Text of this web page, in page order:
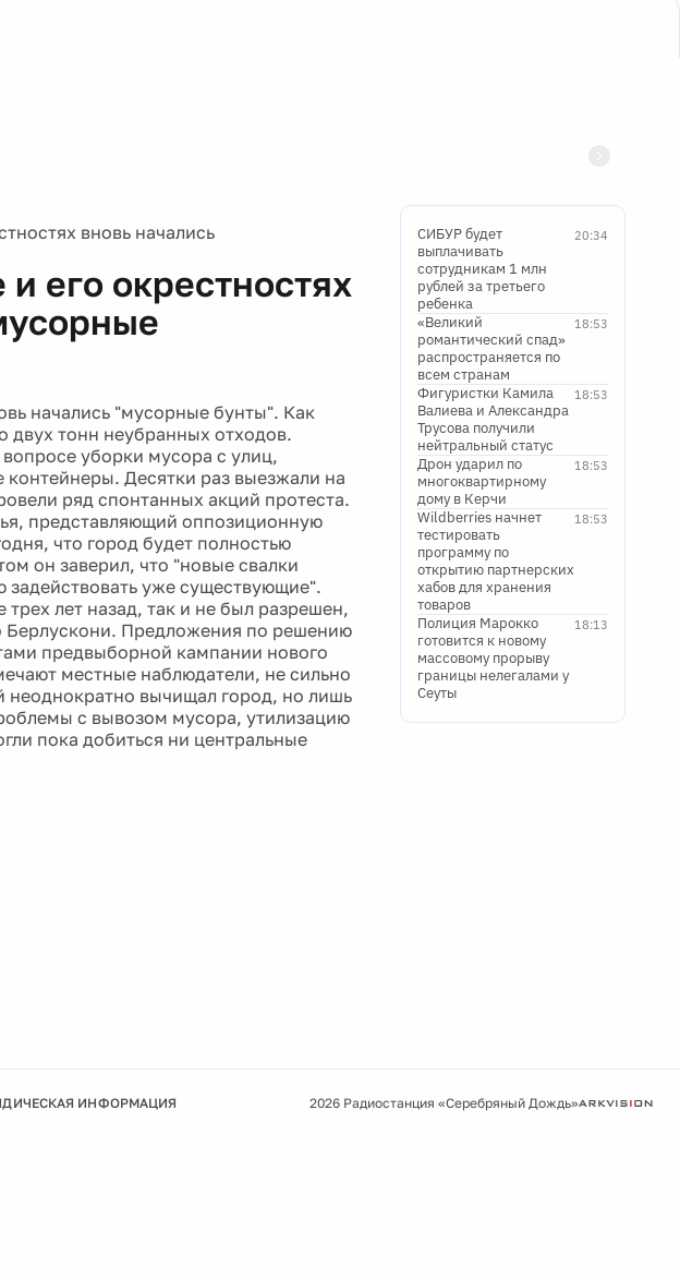
вновь начались
его окрестностях
начались "мусорные бунты". Как
тонн неубранных отходов.
уборки мусора с улиц,
Десятки раз выезжали на
ряд спонтанных акций протеста.
представляющий оппозиционную
что город будет полностью
он заверил, что "новые свалки
задействовать уже существующие".
лет назад, так и не был разрешен,
Берлускони. Предложения по решению
предвыборной кампании нового
местные наблюдатели, не сильно
неоднократно вычищал город, но лишь
с вывозом мусора, утилизацию
пока добиться ни центральные
20:34
СИБУР будет
выплачивать
сотрудникам 1 млн
рублей за третьего
ребенка
18:53
«Великий
романтический спад»
распространяется по
всем странам
18:53
Фигуристки Камила
Валиева и Александра
Трусова получили
нейтральный статус
18:53
Дрон ударил по
многоквартирному
дому в Керчи
18:53
Wildberries начнет
тестировать
программу по
открытию партнерских
хабов для хранения
товаров
18:13
Полиция Марокко
готовится к новому
массовому прорыву
границы нелегалами у
Сеуты
ИНФОРМАЦИЯ 2026 Радиостанция «Серебряный Дождь»